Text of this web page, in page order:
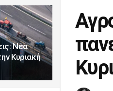
Νέα
Κυριακή